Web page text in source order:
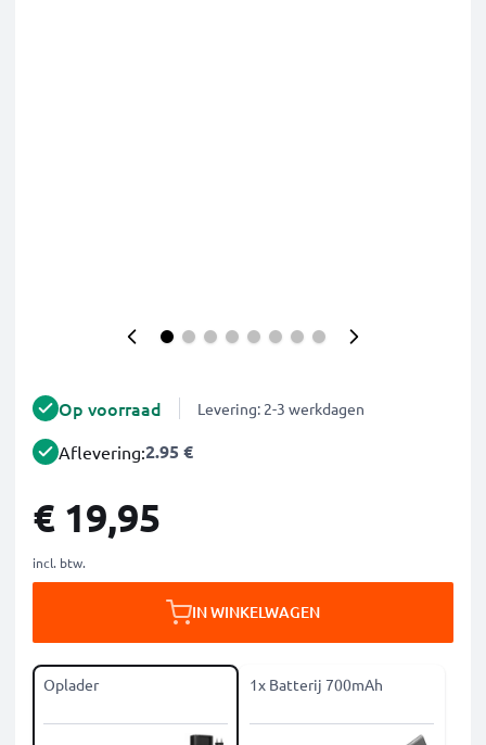
Op voorraad Levering: 2-3 werkdagen
Aflevering:2.95 €
€ 19,95
incl. btw.
IN WINKELWAGEN
Oplader 1x Batterij 700mAh